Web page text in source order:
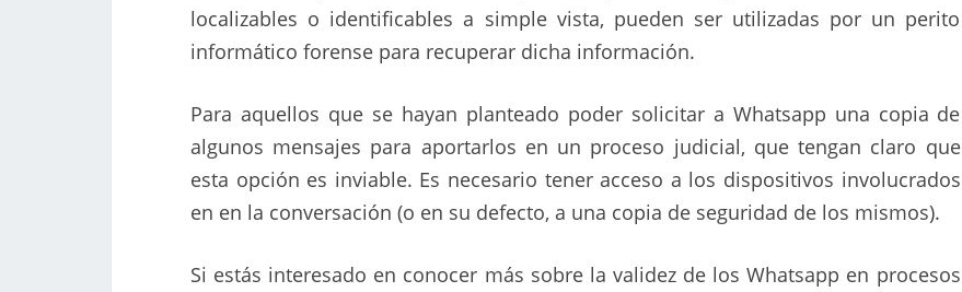
localizables o identificables a simple vista, pueden ser utilizadas por un perito
informático forense para recuperar dicha información.
Para aquellos que se hayan planteado poder solicitar a Whatsapp una copia de
algunos mensajes para aportarlos en un proceso judicial, que tengan claro que
esta opción es inviable. Es necesario tener acceso a los dispositivos involucrados
en en la conversación (o en su defecto, a una copia de seguridad de los mismos).
Si estás interesado en conocer más sobre la validez de los Whatsapp en procesos